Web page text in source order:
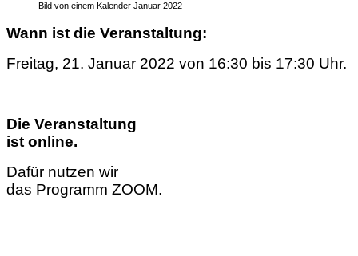
Bild von einem Kalender Januar 2022
Wann ist die Veranstaltung:
Freitag, 21. Januar 2022 von 16:30 bis 17:30 Uhr.
Die Veranstaltung
ist online.
Dafür nutzen wir
das Programm ZOOM.